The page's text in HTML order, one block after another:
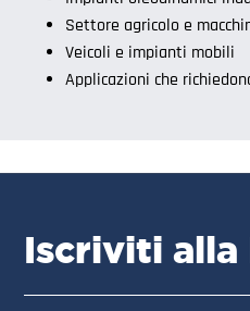
Settore agricolo e
Veicoli e impianti mobili
Applicazioni che
Iscriviti